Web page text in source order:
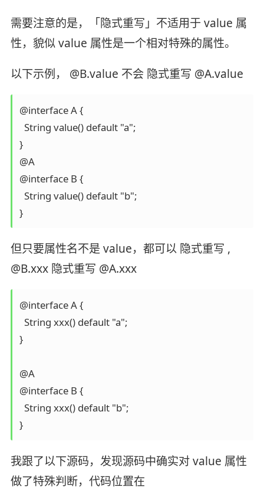
需要注意的是，「隐式重写」不适用于 value 属
性，貌似 value 属性是一个相对特殊的属性。
以下示例， @B.value 不会 隐式重写 @A.value
@interface A {
  String value() default "a";
}
@A
@interface B {
  String value() default "b";
}
但只要属性名不是 value，都可以 隐式重写 ,
@B.xxx 隐式重写 @A.xxx
@interface A {
  String xxx() default "a";
}
@A
@interface B {
  String xxx() default "b";
}
我跟了以下源码，发现源码中确实对 value 属性
做了特殊判断，代码位置在